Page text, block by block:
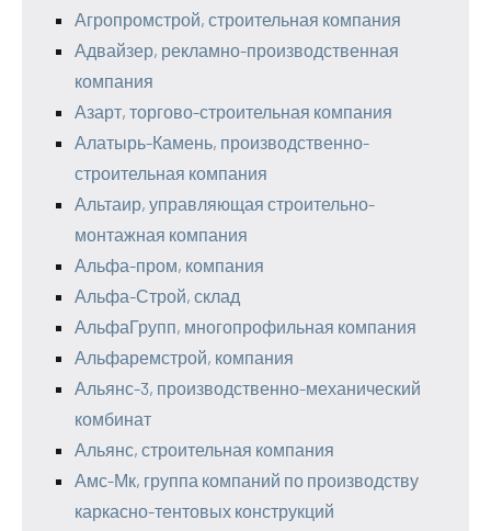
Агропромстрой, строительная компания
Адвайзер, рекламно-производственная
компания
Азарт, торгово-строительная компания
Алатырь-Камень, производственно-
строительная компания
Альтаир, управляющая строительно-
монтажная компания
Альфа-пром, компания
Альфа-Строй, склад
АльфаГрупп, многопрофильная компания
Альфаремстрой, компания
Альянс-3, производственно-механический
комбинат
Альянс, строительная компания
Амс-Мк, группа компаний по производству
каркасно-тентовых конструкций